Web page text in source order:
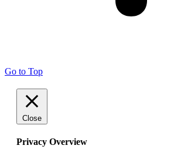
Go to Top
Close
Privacy Overview